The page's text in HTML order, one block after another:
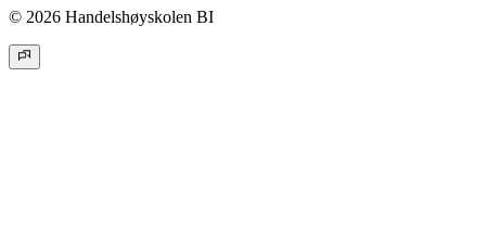
© 2026 Handelshøyskolen BI